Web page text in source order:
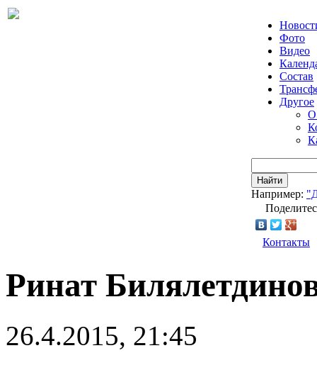
Фото
Видео
Состав
Другое
О
Найти
Например:
Контакты
Ринат
26.4.2015, 21:45